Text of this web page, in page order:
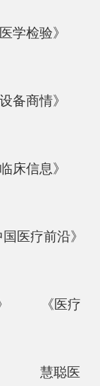
学检验》
备商情》
床信息》
疗前沿》
》 《医疗
慧聪医